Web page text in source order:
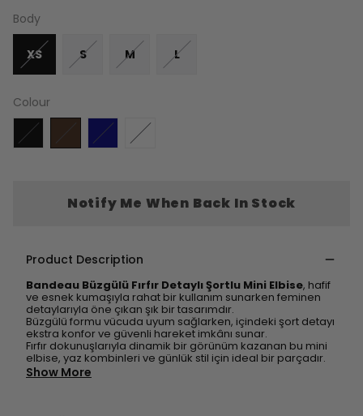
Body
XS S M L
Colour
Notify Me When Back In Stock
Product Description
Bandeau Büzgülü Fırfır Detaylı Şortlu Mini Elbise, hafif
ve esnek kumaşıyla rahat bir kullanım sunarken feminen
detaylarıyla öne çıkan şık bir tasarımdır.
Büzgülü formu vücuda uyum sağlarken, içindeki şort detayı
ekstra konfor ve güvenli hareket imkânı sunar.
Fırfır dokunuşlarıyla dinamik bir görünüm kazanan bu mini
elbise, yaz kombinleri ve günlük stil için ideal bir parçadır.
Show More